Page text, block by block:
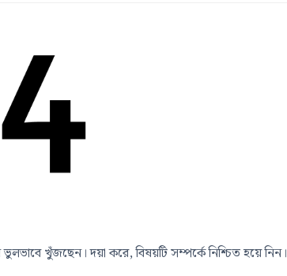
খুঁজছেন। দয়া করে, বিষয়টি সম্পর্কে নিশ্চিত হয়ে নিন।